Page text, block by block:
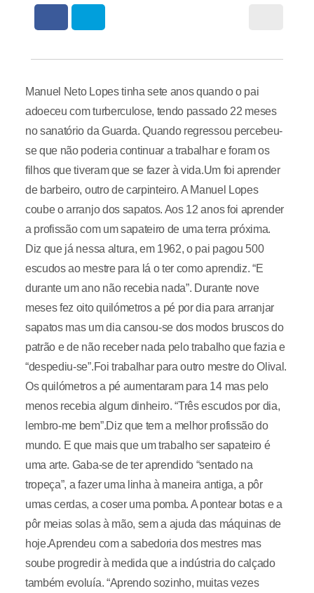
Manuel Neto Lopes tinha sete anos quando o pai
adoeceu com turberculose, tendo passado 22 meses
no sanatório da Guarda. Quando regressou percebeu-
se que não poderia continuar a trabalhar e foram os
filhos que tiveram que se fazer à vida.Um foi aprender
de barbeiro, outro de carpinteiro. A Manuel Lopes
coube o arranjo dos sapatos. Aos 12 anos foi aprender
a profissão com um sapateiro de uma terra próxima.
Diz que já nessa altura, em 1962, o pai pagou 500
escudos ao mestre para lá o ter como aprendiz. “E
durante um ano não recebia nada”. Durante nove
meses fez oito quilómetros a pé por dia para arranjar
sapatos mas um dia cansou-se dos modos bruscos do
patrão e de não receber nada pelo trabalho que fazia e
“despediu-se”.Foi trabalhar para outro mestre do Olival.
Os quilómetros a pé aumentaram para 14 mas pelo
menos recebia algum dinheiro. “Três escudos por dia,
lembro-me bem”.Diz que tem a melhor profissão do
mundo. E que mais que um trabalho ser sapateiro é
uma arte. Gaba-se de ter aprendido “sentado na
tropeça”, a fazer uma linha à maneira antiga, a pôr
umas cerdas, a coser uma pomba. A pontear botas e a
pôr meias solas à mão, sem a ajuda das máquinas de
hoje.Aprendeu com a sabedoria dos mestres mas
soube progredir à medida que a indústria do calçado
também evoluía. “Aprendo sozinho, muitas vezes